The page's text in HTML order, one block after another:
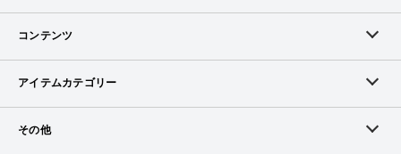
メンバーログイン
メンバー会員について
コンテンツ
ランキング
アイテムカテゴリー
スキンケア
その他